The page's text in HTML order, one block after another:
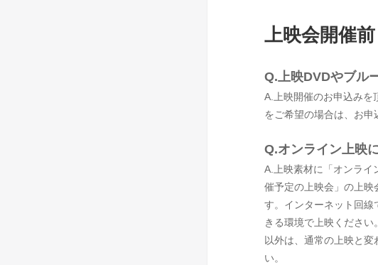
上映会開催前
Q.上映DVDやブル
A.上映開催のお申込みを
をご希望の場合は、お申
Q.オンライン上映
A.上映素材に「オンライ
催予定の上映会」の上映
す。インターネット回
きる環境で上映くださ
以外は、通常の上映と
い。